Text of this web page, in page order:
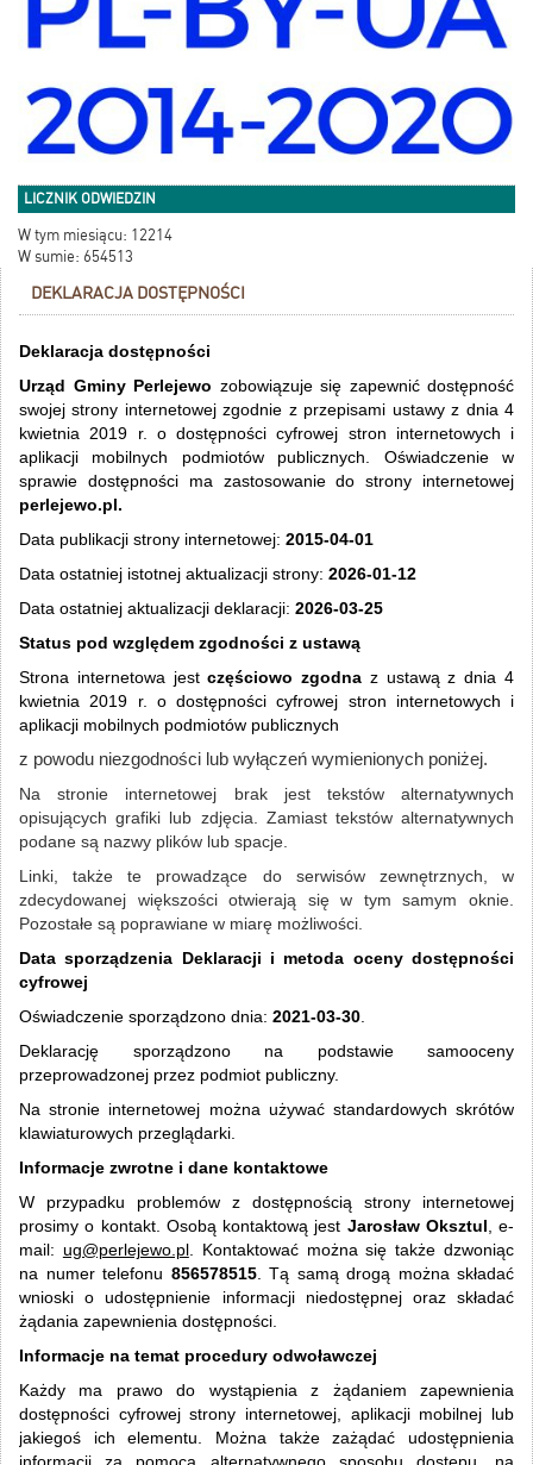
LICZNIK ODWIEDZIN
W tym miesiącu: 12214
W sumie: 654513
DEKLARACJA DOSTĘPNOŚCI
Deklaracja dostępności
Urząd Gminy Perlejewo zobowiązuje się zapewnić dostępność
swojej strony internetowej zgodnie z przepisami ustawy z dnia 4
kwietnia 2019 r. o dostępności cyfrowej stron internetowych i
aplikacji mobilnych podmiotów publicznych. Oświadczenie w
sprawie dostępności ma zastosowanie do strony internetowej
perlejewo.pl.
Data publikacji strony internetowej: 2015-04-01
Data ostatniej istotnej aktualizacji strony: 2026-01-12
Data ostatniej aktualizacji deklaracji: 2026-03-25
Status pod względem zgodności z ustawą
Strona internetowa jestczęściowo zgodna z ustawą z dnia 4
kwietnia 2019 r. o dostępności cyfrowej stron internetowych i
aplikacji mobilnych podmiotów publicznych
z powodu niezgodności lub wyłączeń wymienionych poniżej.
Na stronie internetowej brak jest tekstów alternatywnych
opisujących grafiki lub zdjęcia. Zamiast tekstów alternatywnych
podane są nazwy plików lub spacje.
Linki, także te prowadzące do serwisów zewnętrznych, w
zdecydowanej większości otwierają się w tym samym oknie.
Pozostałe są poprawiane w miarę możliwości.
Data sporządzenia Deklaracji i metoda oceny dostępności
cyfrowej
Oświadczenie sporządzono dnia: 2021-03-30.
Deklarację sporządzono na podstawie samooceny
przeprowadzonej przez podmiot publiczny.
Na stronie internetowej można używać standardowych skrótów
klawiaturowych przeglądarki.
Informacje zwrotne i dane kontaktowe
W przypadku problemów z dostępnością strony internetowej
prosimy o kontakt. Osobą kontaktową jest Jarosław Oksztul, e-
mail: ug@perlejewo.pl. Kontaktować można się także dzwoniąc
na numer telefonu 856578515. Tą samą drogą można składać
wnioski o udostępnienie informacji niedostępnej oraz składać
żądania zapewnienia dostępności.
Informacje na temat procedury odwoławczej
Każdy ma prawo do wystąpienia z żądaniem zapewnienia
dostępności cyfrowej strony internetowej, aplikacji mobilnej lub
jakiegoś ich elementu. Można także zażądać udostępnienia